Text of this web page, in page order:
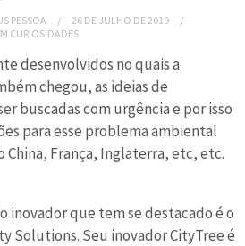
PESSOA
26 DE JULHO DE 2019
CURIOSIDADES
desenvolvidos no quais a
chegou, as ideias de
buscadas com urgência e por isso
para esse problema ambiental
China, França, Inglaterra, etc, etc.
inovador que tem se destacado é o
Solutions. Seu inovador CityTree é